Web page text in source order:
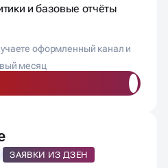
алгоритмы Дзена
оформленный канал и
месяц